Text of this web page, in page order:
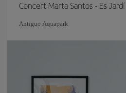
Concert Marta Santos - Es Jardí
Antiguo Aquapark